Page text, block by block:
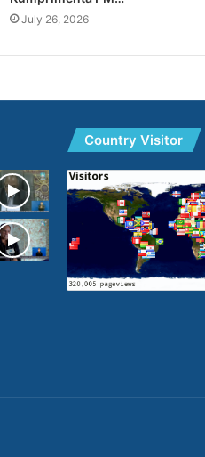
July 26, 2026
Country Visitor